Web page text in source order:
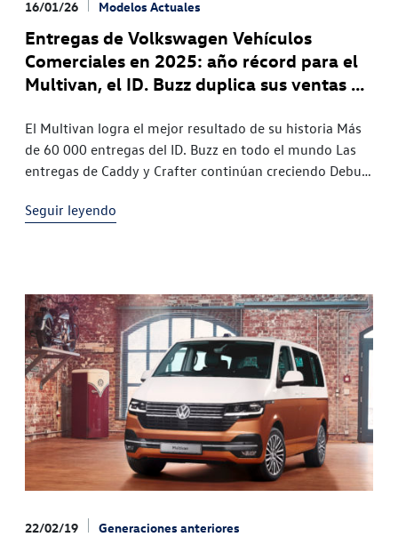
16/01/26 Modelos Actuales
Entregas de Volkswagen Vehículos
Comerciales en 2025: año récord para el
Multivan, el ID. Buzz duplica sus ventas y
El Multivan logra el mejor resultado de su historia Más
de 60 000 entregas del ID. Buzz en todo el mundo Las
entregas de Caddy y Crafter continúan creciendo Debut
Seguir leyendo
22/02/19 Generaciones anteriores